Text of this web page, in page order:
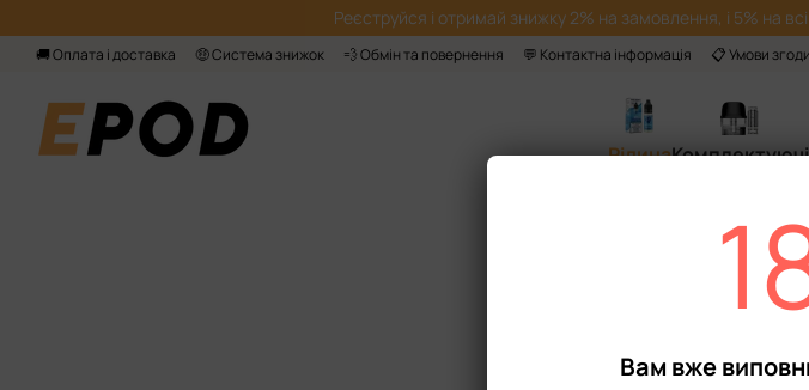
Реєструйся і отримай знижку 2% на замовлення, і 5% на
🚚 Оплата і доставка 🤑 Система знижок 💨 Обмін та повернення 💬 Контактна інформація 📋 Умови згоди
РідинаКомплектуючі
Вам вже